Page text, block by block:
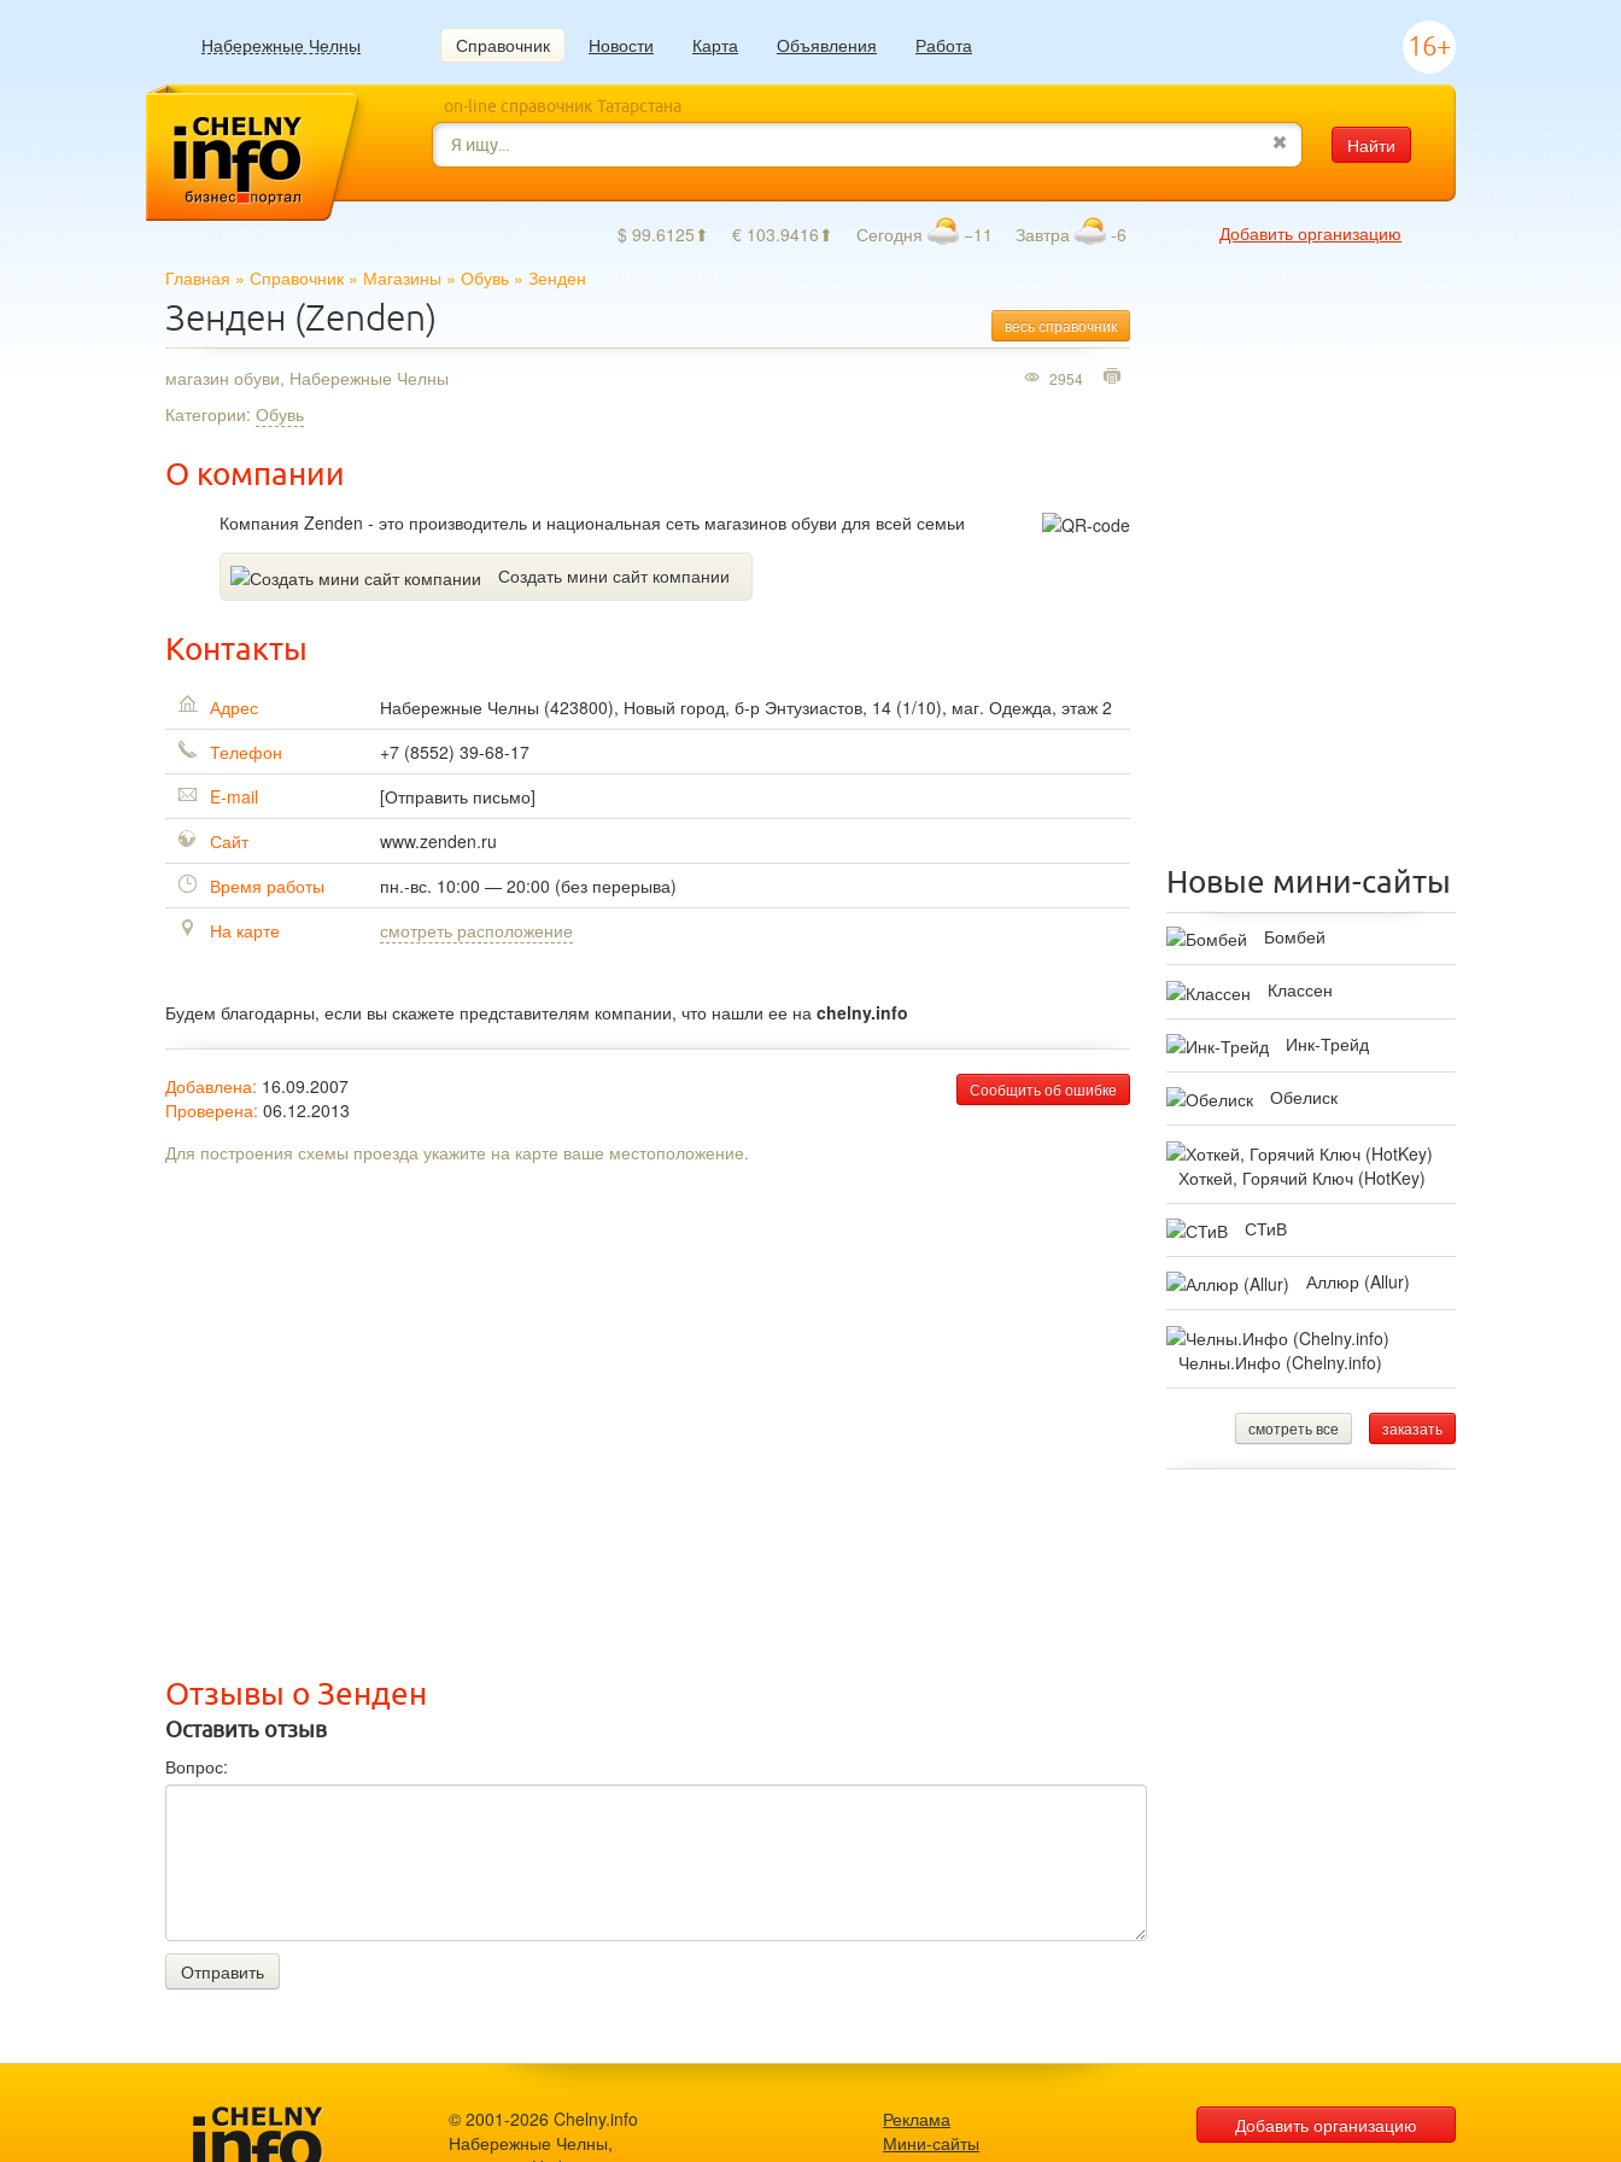
Набережные Челны Справочник Новости Карта Объявления Работа 16+
on-line справочник Татарстана
Найти
$ 99.6125⬆ € 103.9416⬆ Сегодня −11 Завтра -6
Добавить организацию
Главная » Справочник » Магазины » Обувь » Зенден
весь справочник
Зенден (Zenden)
магазин обуви, Набережные Челны
Категории: Обувь
О компании
Компания Zenden - это производитель и национальная сеть магазинов обуви для всей семьи
Создать мини сайт компании
2954
Контакты
Адрес Набережные Челны (423800), Новый город, б-р Энтузиастов, 14 (1/10), маг. Одежда, этаж 2
Телефон
+7 (8552) 39-68-17
E-mail
[Отправить письмо]
Сайт
www.zenden.ru
Время работы
пн.-вс. 10:00 — 20:00 (без перерыва)
На карте
смотреть расположение
Будем благодарны, если вы скажете представителям компании, что нашли ее на chelny.info
Сообщить об ошибке
Добавлена: 16.09.2007
Проверена: 06.12.2013
Для построения схемы проезда укажите на карте ваше местоположение.
Отзывы о Зенден
Оставить отзыв
Вопрос:
Отправить
Новые мини-сайты
Бомбей
Классен
Инк-Трейд
Обелиск
Хоткей, Горячий Ключ (HotKey)
СТиВ
Аллюр (Allur)
Челны.Инфо (Chelny.info)
смотреть все заказать
© 2001-2026 Chelny.info
Набережные Челны,
Реклама
Мини-сайты
Добавить организацию